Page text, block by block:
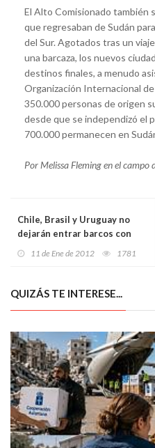
El Alto Comisionado también
que regresaban de Sudán
del Sur. Agotados tras un
una barcaza, los nuevos
destinos finales, a menudo
Organización Internacional
350.000 personas de origen
desde que se independizó el
700.000 permanecen en
Por Melissa Fleming en el campo
Chile, Brasil y Uruguay no
dejarán entrar barcos con
11 de Ene de 2012 1781
QUIZÁS TE INTERESE...